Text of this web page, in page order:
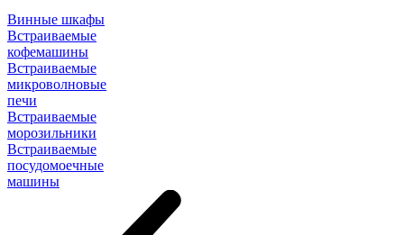
Винные шкафы
Встраиваемые
кофемашины
Встраиваемые
микроволновые
печи
Встраиваемые
морозильники
Встраиваемые
посудомоечные
машины